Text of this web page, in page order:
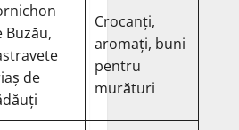
Buzău,
de
Crocanți,
aromați, buni
pentru
murături